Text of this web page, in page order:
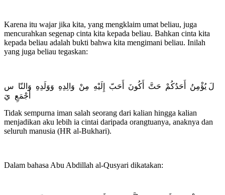
Karena itu wajar jika kita, yang mengklaim umat beliau, juga
mencurahkan segenap cinta kita kepada beliau. Bahkan cinta kita
kepada beliau adalah bukti bahwa kita mengimani beliau. Inilah
yang juga beliau tegaskan:
لَ يُؤْمِنُ أَحَدُكُمْ حَتَّ أَكُونَ أَحَبّ إِلَيْهِ مِنْ وَالِدِهِ وَوَلَدِهِ وَالنّا س
أَجْمَعِ يَ
Tidak sempurna iman salah seorang dari kalian hingga kalian
menjadikan aku lebih ia cintai daripada orangtuanya, anaknya dan
seluruh manusia (HR al-Bukhari).
Dalam bahasa Abu Abdillah al-Qusyari dikatakan: